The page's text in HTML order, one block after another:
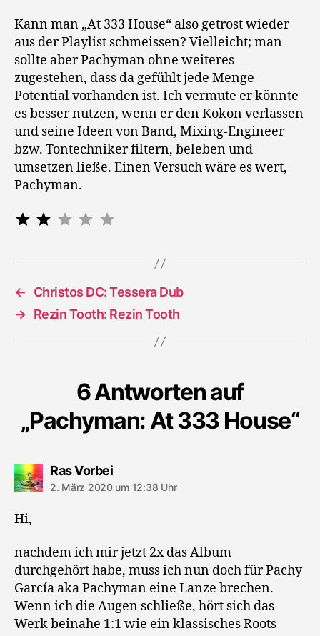
Kann man „At 333 House“ also getrost wieder
aus der Playlist schmeissen? Vielleicht; man
sollte aber Pachyman ohne weiteres
zugestehen, dass da gefühlt jede Menge
Potential vorhanden ist. Ich vermute er könnte
es besser nutzen, wenn er den Kokon verlassen
und seine Ideen von Band, Mixing-Engineer
bzw. Tontechniker filtern, beleben und
umsetzen ließe. Einen Versuch wäre es wert,
Pachyman.
⭐
←
Christos DC: Tessera Dub
→ Rezin Tooth: Rezin Tooth
6 Antworten auf
„Pachyman: At 333 House“
Ras Vorbeisagt:
2. März 2020 um 12:38 Uhr
Hi,
nachdem ich mir jetzt 2x das Album
durchgehört habe, muss ich nun doch für Pachy
García aka Pachyman eine Lanze brechen.
Wenn ich die Augen schließe, hört sich das
Werk beinahe 1:1 wie ein klassisches Roots